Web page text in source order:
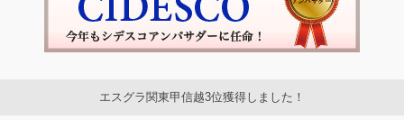
エスグラ関東甲信越3位獲得しました！